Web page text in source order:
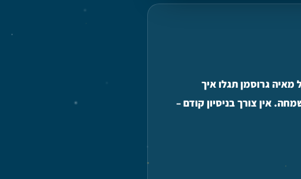
גרוסמן תגלו איך
אין צורך בניסיון קודם –